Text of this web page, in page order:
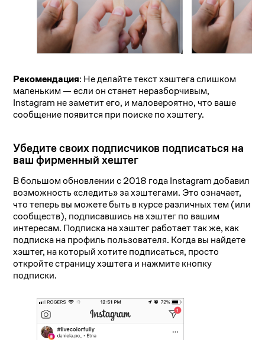
Рекомендация: Не делайте текст хэштега слишком
маленьким — если он станет неразборчивым,
Instagram не заметит его, и маловероятно, что ваше
сообщение появится при поиске по хэштегу.
Убедите своих подписчиков подписаться на
ваш фирменный хештег
В большом обновлении с 2018 года Instagram добавил
возможность «следить» за хэштегами. Это означает,
что теперь вы можете быть в курсе различных тем (или
сообществ), подписавшись на хэштег по вашим
интересам. Подписка на хэштег работает так же, как
подписка на профиль пользователя. Когда вы найдете
хэштег, на который хотите подписаться, просто
откройте страницу хэштега и нажмите кнопку
подписки.